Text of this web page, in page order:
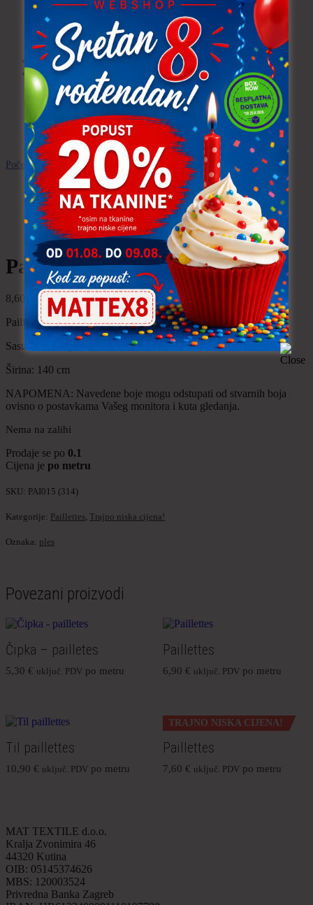
Podstava
Posteljno, damast, žutica,
juta, vatelin
Velur (Minky)
Uvjeti poslovanja
Moj račun
Košarica
Blagajna
Početna \ Modne tkanine I. Paillettes Paillettes
TRAJNO NISKA CIJENA!
Paillettes
8,60 uključ. PDV po metru
Paillettes – srebrno (na tilu)
Sastav: 100% poliester
Širina: 140 cm
NAPOMENA: Navedene boje mogu odstupati od stvarnih boja
ovisno o postavkama Vašeg monitora i kuta gledanja.
Nema na zalihi
Prodaje se po 0.1
Cijena je po metru
SKU: PAI015 (314)
Kategorije: Paillettes, Trajno niska cijena!
Oznaka: ples
Povezani proizvodi
Čipka – pailletes
5,30 € uključ. PDV po metru
Paillettes
6,90 € uključ. PDV po metru
Til paillettes
10,90 € uključ. PDV po metru
TRAJNO NISKA CIJENA!
Paillettes
7,60 € uključ. PDV po metru
MAT TEXTILE d.o.o.
Kralja Zvonimira 46
44320 Kutina
OIB: 05145374626
MBS: 120003524
Privredna Banka Zagreb